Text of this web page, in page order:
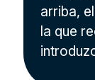
arriba,
la que